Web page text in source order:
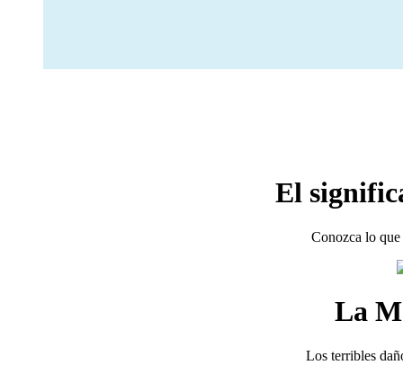
El
Conozca lo
La
Los terribles